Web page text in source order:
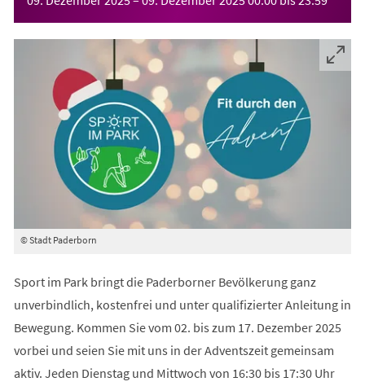
© Stadt Paderborn
Sport im Park bringt die Paderborner Bevölkerung ganz
unverbindlich, kostenfrei und unter qualifizierter Anleitung in
Bewegung. Kommen Sie vom 02. bis zum 17. Dezember 2025
vorbei und seien Sie mit uns in der Adventszeit gemeinsam
aktiv. Jeden Dienstag und Mittwoch von 16:30 bis 17:30 Uhr